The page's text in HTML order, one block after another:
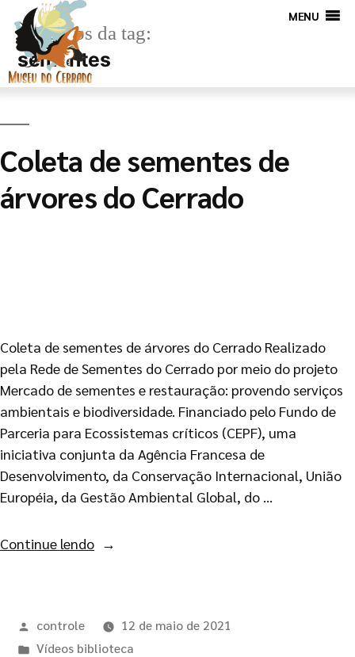
MENU
Arquivos da tag:
sementes
Coleta de sementes de
árvores do Cerrado
Coleta de sementes de árvores do Cerrado Realizado
pela Rede de Sementes do Cerrado por meio do projeto
Mercado de sementes e restauração: provendo serviços
ambientais e biodiversidade. Financiado pelo Fundo de
Parceria para Ecossistemas críticos (CEPF), uma
iniciativa conjunta da Agência Francesa de
Desenvolvimento, da Conservação Internacional, União
Européia, da Gestão Ambiental Global, do …
Continue lendo
controle
12 de maio de 2021
Vídeos biblioteca